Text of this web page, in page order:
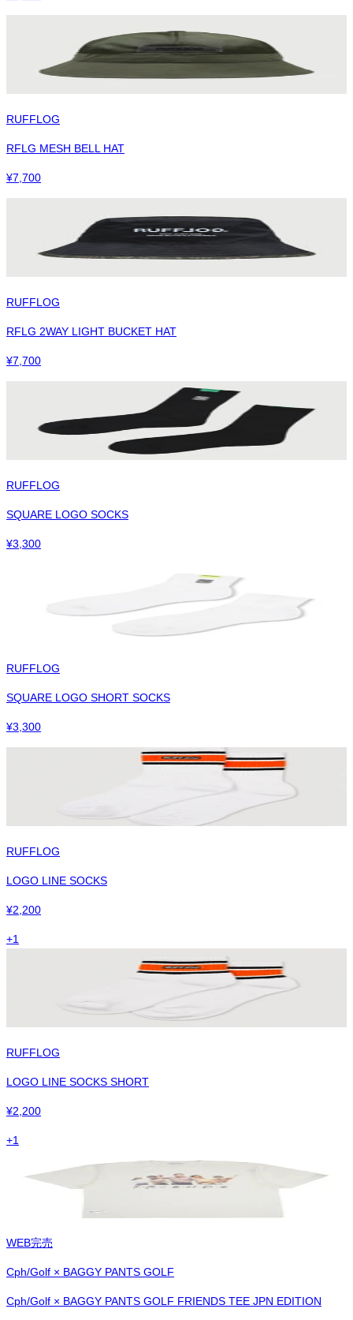
RUFFLOG
RFLG MESH BELL HAT
¥7,700
RUFFLOG
RFLG 2WAY LIGHT BUCKET HAT
¥7,700
RUFFLOG
SQUARE LOGO SOCKS
¥3,300
RUFFLOG
SQUARE LOGO SHORT SOCKS
¥3,300
RUFFLOG
LOGO LINE SOCKS
¥2,200
+1
RUFFLOG
LOGO LINE SOCKS SHORT
¥2,200
+1
WEB完売
Cph/Golf × BAGGY PANTS GOLF
Cph/Golf × BAGGY PANTS GOLF FRIENDS TEE JPN EDITION